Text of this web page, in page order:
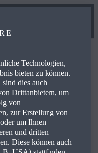
Reichweite,
Kosten finden Sie
.
Technologien,
bieten zu können.
dies auch
Drittanbietern, um
von
zur Erstellung von
um Ihnen
und dritten
Diese können auch